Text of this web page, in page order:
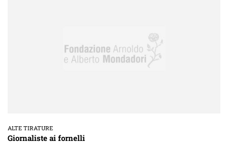
ALTE TIRATURE
Giornaliste ai fornelli